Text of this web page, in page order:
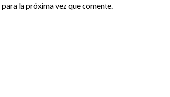
la próxima vez que comente.